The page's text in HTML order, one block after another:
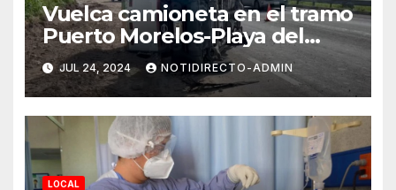
Vuelca camioneta en el tramo
Puerto Morelos-Playa del
Carmen
JUL 24, 2024 NOTIDIRECTO-ADMIN
LOCAL